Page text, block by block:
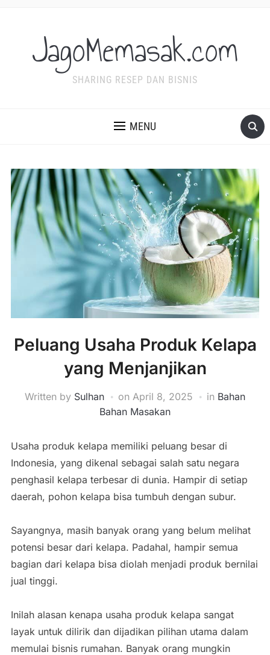
JagoMemasak.com
SHARING RESEP DAN BISNIS
MENU
Peluang Usaha Produk Kelapa
yang Menjanjikan
Written by Sulhan on April 8, 2025 in Bahan
Bahan Masakan
Usaha produk kelapa memiliki peluang besar di
Indonesia, yang dikenal sebagai salah satu negara
penghasil kelapa terbesar di dunia. Hampir di setiap
daerah, pohon kelapa bisa tumbuh dengan subur.
Sayangnya, masih banyak orang yang belum melihat
potensi besar dari kelapa. Padahal, hampir semua
bagian dari kelapa bisa diolah menjadi produk bernilai
jual tinggi.
Inilah alasan kenapa usaha produk kelapa sangat
layak untuk dilirik dan dijadikan pilihan utama dalam
memulai bisnis rumahan. Banyak orang mungkin